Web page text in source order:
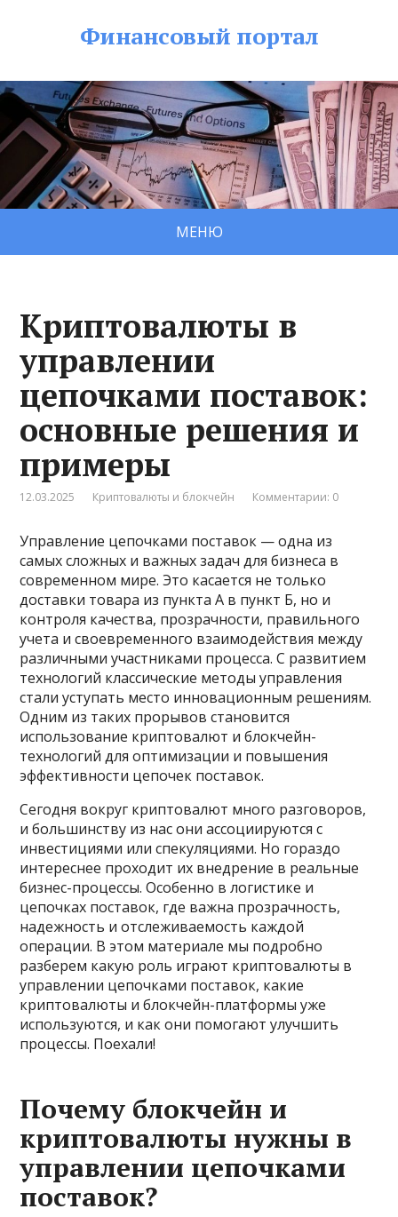
Финансовый портал
МЕНЮ
Криптовалюты в
управлении
цепочками поставок:
основные решения и
примеры
12.03.2025 Криптовалюты и блокчейн Комментарии: 0
Управление цепочками поставок — одна из
самых сложных и важных задач для бизнеса в
современном мире. Это касается не только
доставки товара из пункта А в пункт Б, но и
контроля качества, прозрачности, правильного
учета и своевременного взаимодействия между
различными участниками процесса. С развитием
технологий классические методы управления
стали уступать место инновационным решениям.
Одним из таких прорывов становится
использование криптовалют и блокчейн-
технологий для оптимизации и повышения
эффективности цепочек поставок.
Сегодня вокруг криптовалют много разговоров,
и большинству из нас они ассоциируются с
инвестициями или спекуляциями. Но гораздо
интереснее проходит их внедрение в реальные
бизнес-процессы. Особенно в логистике и
цепочках поставок, где важна прозрачность,
надежность и отслеживаемость каждой
операции. В этом материале мы подробно
разберем какую роль играют криптовалюты в
управлении цепочками поставок, какие
криптовалюты и блокчейн-платформы уже
используются, и как они помогают улучшить
процессы. Поехали!
Почему блокчейн и
криптовалюты нужны в
управлении цепочками
поставок?